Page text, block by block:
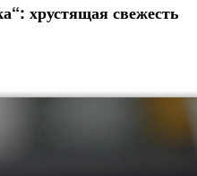
хрустящая свежесть